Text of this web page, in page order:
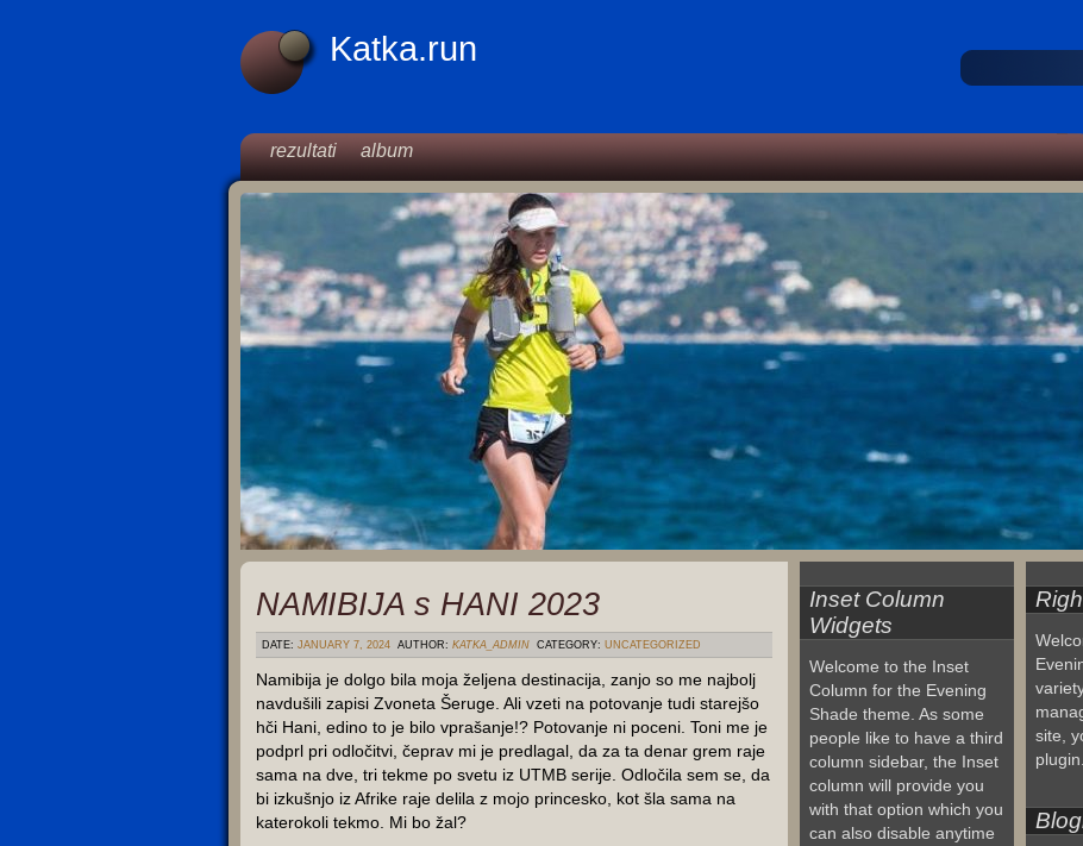
Katka.run
rezultati album
NAMIBIJA s HANI 2023
DATE: JANUARY 7, 2024 AUTHOR: KATKA_ADMIN CATEGORY: UNCATEGORIZED
Namibija je dolgo bila moja željena destinacija, zanjo so me najbolj
navdušili zapisi Zvoneta Šeruge. Ali vzeti na potovanje tudi starejšo
hči Hani, edino to je bilo vprašanje!? Potovanje ni poceni. Toni me je
podprl pri odločitvi, čeprav mi je predlagal, da za ta denar grem raje
sama na dve, tri tekme po svetu iz UTMB serije. Odločila sem se, da
bi izkušnjo iz Afrike raje delila z mojo princesko, kot šla sama na
katerokoli tekmo. Mi bo žal?
Inset Column
Widgets
Welcome to the Inset
Column for the Evening
Shade theme. As some
people like to have a third
column sidebar, the Inset
column will provide you
with that option which you
can also disable anytime
site,
plugin.